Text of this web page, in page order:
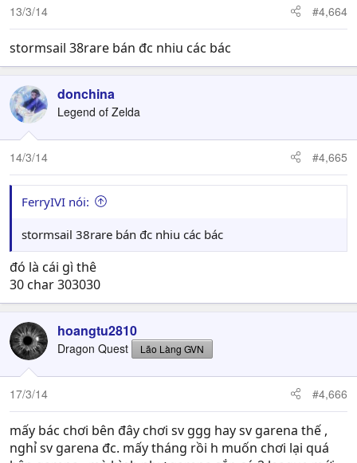
13/3/14 #4,664
stormsail 38rare bán đc nhiu các bác
donchina
Legend of Zelda
14/3/14 #4,665
FerryIVI nói:
stormsail 38rare bán đc nhiu các bác
đó là cái gì thê
30 char 303030
hoangtu2810
Dragon Quest Lão Làng GVN
17/3/14 #4,666
mấy bác chơi bên đây chơi sv ggg hay sv garena thế ,
nghỉ sv garena đc. mấy tháng rồi h muốn chơi lại quá